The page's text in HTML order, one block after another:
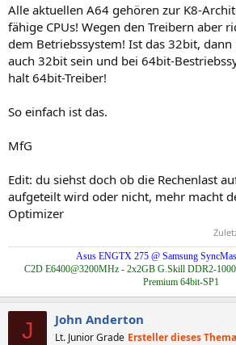
Alle aktuellen A64 gehören zur K8-
fähige CPUs! Wegen den Treibern aber
dem Betriebssystem! Ist das 32bit, dann
auch 32bit sein und bei 64bit-
halt 64bit-Treiber!
So einfach ist das.
MfG
Edit: du siehst doch ob die Rechenlast
aufgeteilt wird oder nicht, mehr macht
Optimizer
Asus ENGTX 275 @ Samsung
C2D E6400@3200MHz - 2x2GB G.Skill DDR2-
Premium 64bit-SP1
J John Anderton
Lt. Junior Grade Ersteller dieses